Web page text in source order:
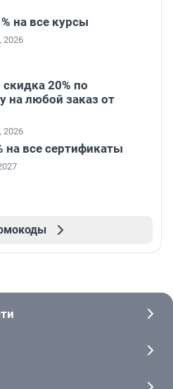
на все курсы
2026
скидка 20% по
на любой заказ от
2026
на все сертификаты